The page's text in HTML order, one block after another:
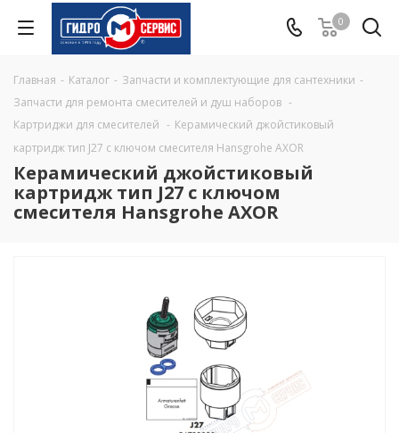
0
Главная - Каталог - Запчасти и комплектующие для сантехники -
Запчасти для ремонта смесителей и душ наборов -
Картриджи для смесителей - Керамический джойстиковый
картридж тип J27 с ключом смесителя Hansgrohe AXOR
Керамический джойстиковый
картридж тип J27 с ключом
смесителя Hansgrohe AXOR